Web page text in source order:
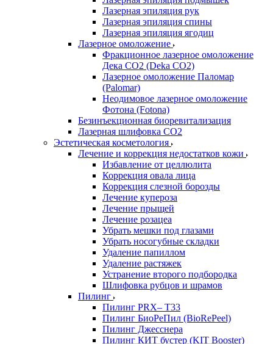
Лазерная эпиляция рук
Лазерная эпиляция спины
Лазерная эпиляция ягодиц
Лазерное омоложение
Фракционное лазерное омоложение
Дека СО2 (Deka CO2)
Лазерное омоложение Паломар
(Palomar)
Неодимовое лазерное омоложение
Фотона (Fotona)
Безинъекционная биоревитализация
Лазерная шлифовка СО2
Эстетическая косметология
Лечение и коррекция недостатков кожи
Избавление от целлюлита
Коррекция овала лица
Коррекция слезной борозды
Лечение купероза
Лечение прыщей
Лечение розацеа
Убрать мешки под глазами
Убрать носогубные складки
Удаление папиллом
Удаление растяжек
Устранение второго подбородка
Шлифовка рубцов и шрамов
Пилинг
Пилинг PRX– T33
Пилинг БиоРеПил (BioRePeel)
Пилинг Джесснера
Пилинг КИТ бустер (KIT Booster)